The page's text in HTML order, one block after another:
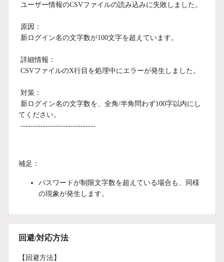
ユーザー情報のCSVファイルの読み込みに失敗しました。
原因：
新ログイン名の文字数が100文字を超えています。
詳細情報：
CSVファイルのX行目を処理中にエラーが発生しました。
対策：
新ログイン名の文字数を、全角/半角問わず100字以内にし
てください。
------------------------------
補足：
パスワードが制限文字数を超えている場合も、同様
の現象が発生します。
回避/対応方法
【回避方法】